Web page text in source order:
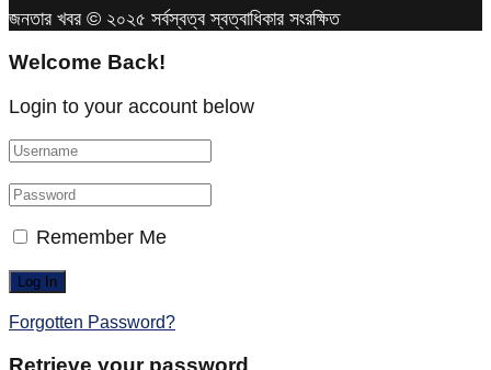
জনতার খবর © ২০২৫ সর্বস্বত্ব স্বত্বাধিকার সংরক্ষিত
Welcome Back!
Login to your account below
Remember Me
Forgotten Password?
Retrieve your password